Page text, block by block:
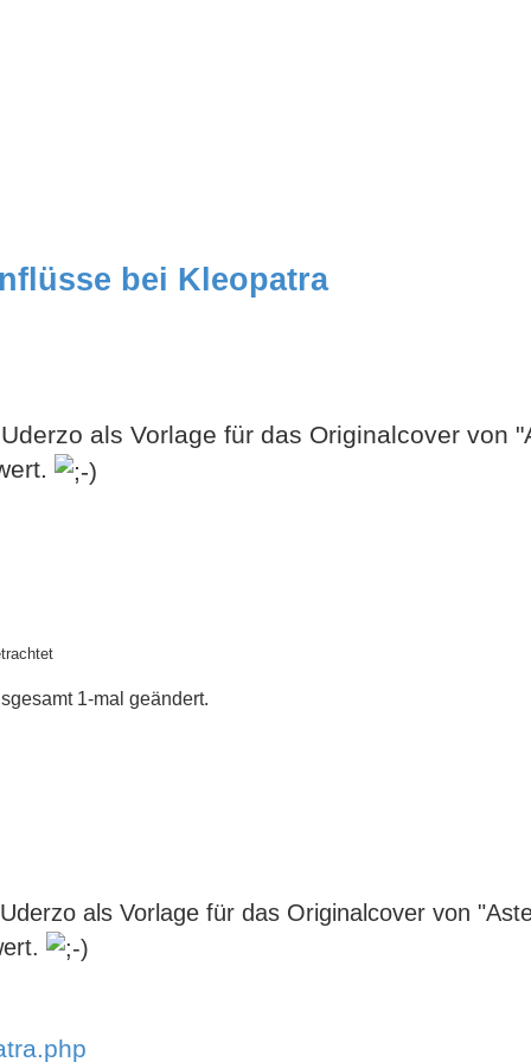
bei Kleopatra
als Vorlage für das Originalcover von
1-mal geändert.
als Vorlage für das Originalcover von